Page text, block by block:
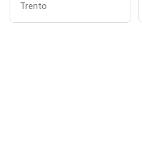
Trento